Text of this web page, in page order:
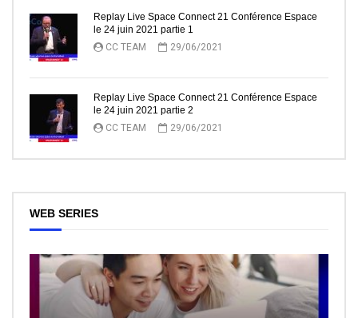
Replay Live Space Connect 21 Conférence Espace
le 24 juin 2021 partie 1
CC TEAM
29/06/2021
Replay Live Space Connect 21 Conférence Espace
le 24 juin 2021 partie 2
CC TEAM
29/06/2021
WEB SERIES